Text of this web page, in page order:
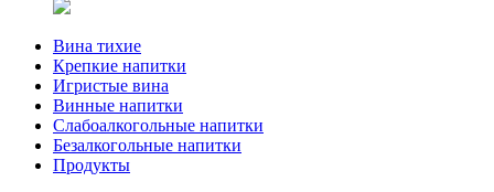
Вина тихие
Крепкие напитки
Игристые вина
Винные напитки
Слабоалкогольные напитки
Безалкогольные напитки
Продукты